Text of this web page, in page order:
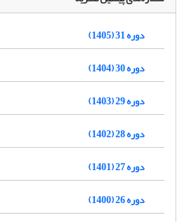
دوره 31 (1405)
دوره 30 (1404)
دوره 29 (1403)
دوره 28 (1402)
دوره 27 (1401)
دوره 26 (1400)